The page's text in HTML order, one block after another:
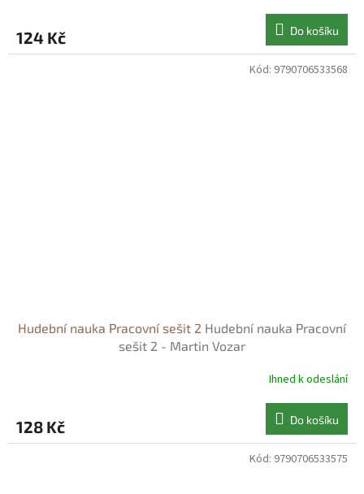
124 Kč Do košíku
Hudební nauka Pracovní sešit 2 Hudební nauka Pracovní
sešit 2 - Martin Vozar
Ihned k odeslání
128 Kč Do košíku
Kód: 9790706533568
Kód: 9790706533575